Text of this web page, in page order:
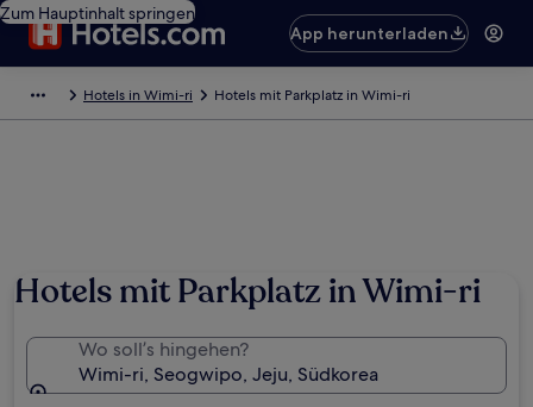
Zum Hauptinhalt springen
App herunterladen
Hotels in Wimi-ri Hotels mit Parkplatz in Wimi-ri
Hotels mit Parkplatz in Wimi-ri
Wo soll’s hingehen?
Wimi-ri, Seogwipo, Jeju, Südkorea